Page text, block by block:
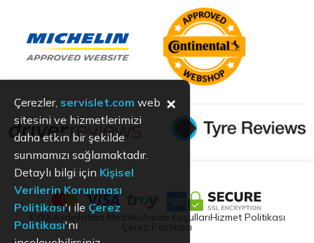
Aydınlatma Metni Kullanım KoşullarıHizmet Politikası
Çerez Politikası
Çerezler, servislet.com web
sitesini ve hizmetlerimizi
daha etkin bir şekilde
sunmamızı sağlamaktadır.
Detaylı bilgi için Kişisel
Verilerin Korunması
Politikası'ı ile Çerez
Politikası'nı
×